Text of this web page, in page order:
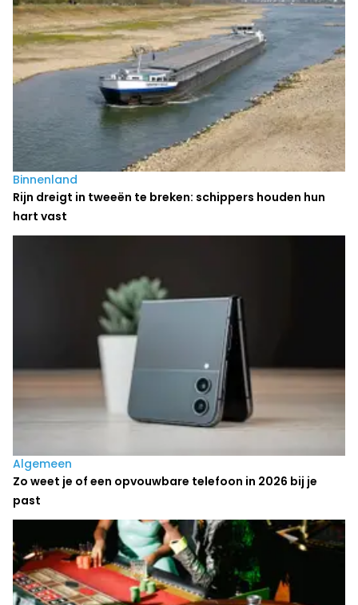
Binnenland
Rijn dreigt in tweeën te breken: schippers houden hun
hart vast
Algemeen
Zo weet je of een opvouwbare telefoon in 2026 bij je
past